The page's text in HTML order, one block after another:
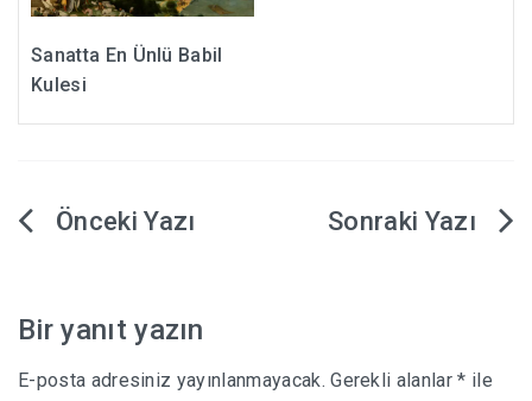
Sanatta En Ünlü Babil
Kulesi
Yazı
Bir yanıt yazın
E-posta adresiniz yayınlanmayacak. Gerekli alanlar* ile